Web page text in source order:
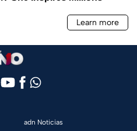
adn Noticias